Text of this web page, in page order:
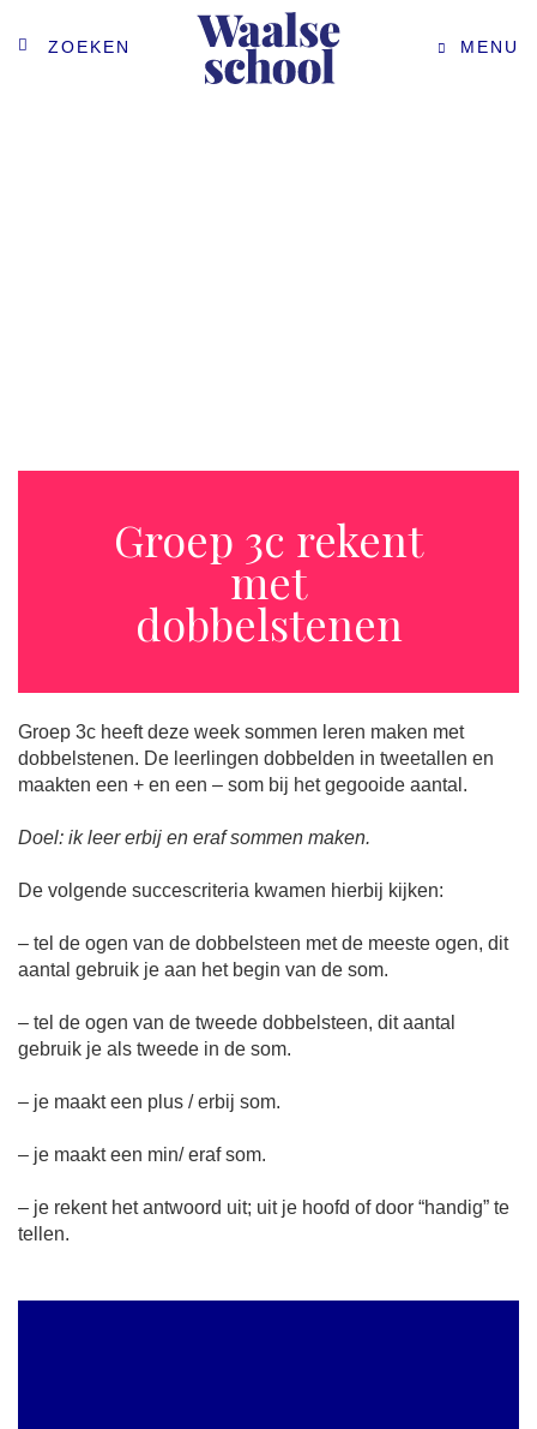
ZOEKEN MENU
Groep 3c rekent
met
dobbelstenen
Groep 3c heeft deze week sommen leren maken met
dobbelstenen. De leerlingen dobbelden in tweetallen en
maakten een + en een – som bij het gegooide aantal.
Doel: ik leer erbij en eraf sommen maken.
De volgende succescriteria kwamen hierbij kijken:
– tel de ogen van de dobbelsteen met de meeste ogen, dit
aantal gebruik je aan het begin van de som.
– tel de ogen van de tweede dobbelsteen, dit aantal
gebruik je als tweede in de som.
– je maakt een plus / erbij som.
– je maakt een min/ eraf som.
– je rekent het antwoord uit; uit je hoofd of door “handig” te
tellen.